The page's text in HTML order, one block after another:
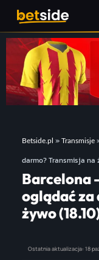
Betside.pl » Transmisje
darmo? Transmisja na
Barcelona
oglądać za
żywo
Ostatnia aktualizacja: 18